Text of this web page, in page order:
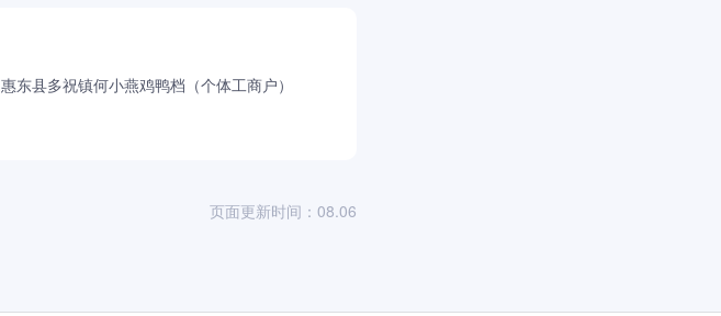
惠东县多祝镇何小燕鸡鸭档（个体工商户）
页面更新时间：08.06